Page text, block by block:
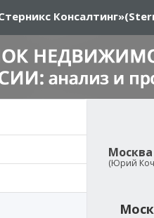
Консалтинг»
(Юрий